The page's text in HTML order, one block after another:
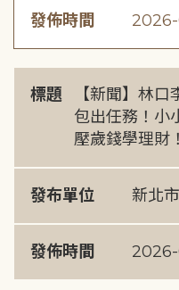
發佈時間
標題
【新聞】林
包出任務！小
壓歲錢學理財！
發布單位 新北
發佈時間